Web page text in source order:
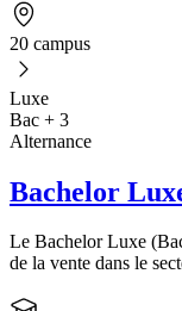
20 campus
Luxe
Bac + 3
Alternance
Bachelor
Le Bachelor Luxe
de la vente dans le